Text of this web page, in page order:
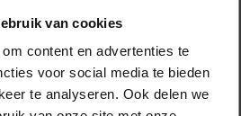
van cookies
content en advertenties te
voor social media te bieden
te analyseren. Ook delen we
en dubbele
heeft gekregen. Lode is
ook ervaren lesgever in
en